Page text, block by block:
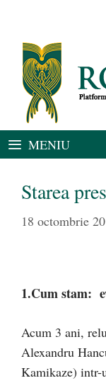
conținut
MENIU
Starea
18 octombrie
1.Cum stam:
Acum 3 ani,
Alexandru
Kamikaze)